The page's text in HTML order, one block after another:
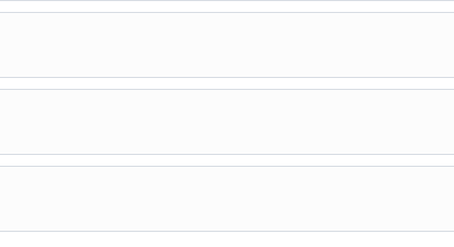
လီကမ်းခြေသို့ ရောက်ရှိပါမယ်။ နံနက်စာကို ငပလီကမ်းခြေရှိ ဒေသ
လည်ပတ်ပါမယ်။ ညောင်ပင်ကျွန်းကမ်းခြေ၊ ရေပြာအိုင်၊ ရေပေါ်တံ